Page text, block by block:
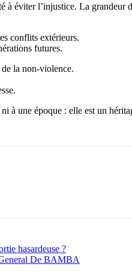
éviter l’injustice. La
conflits extérieurs.
futures.
la non-violence.
à une époque : elle est un
hasardeuse ?
De BAMBA